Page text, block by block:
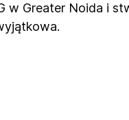
w Greater Noida i